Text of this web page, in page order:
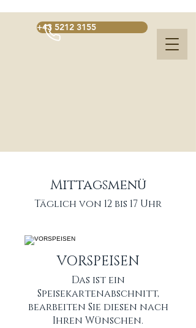
+43 5212 3155
Mittagsmenü
Täglich von 12 bis 17 Uhr
VORSPEISEN
Das ist ein
Speisekartenabschnitt,
bearbeiten Sie diesen nach
Ihren Wünschen.